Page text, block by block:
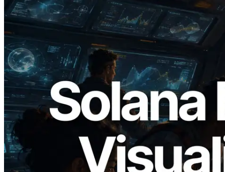
2026.05.24
Validators Solutions lanza el Solana Block
Analyzer — Visualización del tiempo de
producción de bloque por slot y del